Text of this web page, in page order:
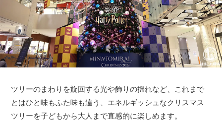
ツリーのまわりを旋回する光や飾りの揺れなど、これまで
とはひと味もふた味も違う、エネルギッシュなクリスマス
ツリーを子どもから大人まで直感的に楽しめます。